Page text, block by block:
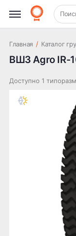
+7 (831) 261-35-
Главная / Каталог
ВШЗ Agro IR-
Доступно 1